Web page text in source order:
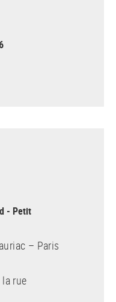
- Petit
– Paris
rue